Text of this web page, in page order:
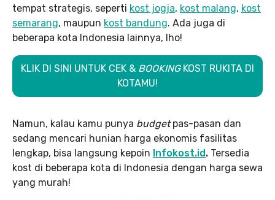
tempat strategis, seperti kost jogja, kost malang, kost
semarang, maupun kost bandung. Ada juga di
beberapa kota Indonesia lainnya, lho!
KLIK DI SINI UNTUK CEK & BOOKING KOST RUKITA DI
KOTAMU!
Namun, kalau kamu punya budgetpas-pasan dan
sedang mencari hunian harga ekonomis fasilitas
lengkap, bisa langsung kepoin Infokost.id. Tersedia
kost di beberapa kota di Indonesia dengan harga sewa
yang murah!